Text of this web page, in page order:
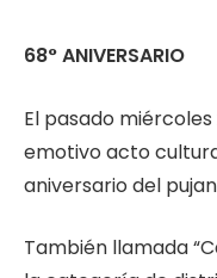
68° ANIVERSARIO
El pasado
emotivo acto
aniversario del
También llamada